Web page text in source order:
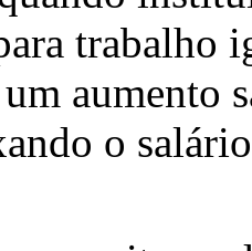
trabalho
aumento
o